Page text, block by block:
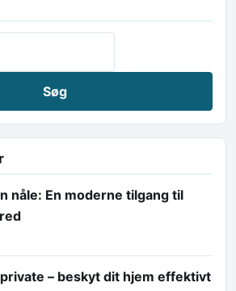
nåle: En moderne tilgang til
– beskyt dit hjem effektivt